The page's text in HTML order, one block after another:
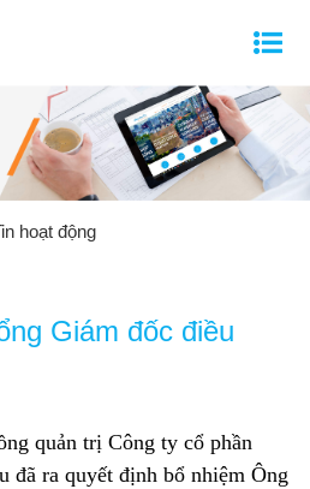
hoạt động
Giám đốc điều
quản trị Công ty cổ phần
đã ra quyết định bổ nhiệm Ông